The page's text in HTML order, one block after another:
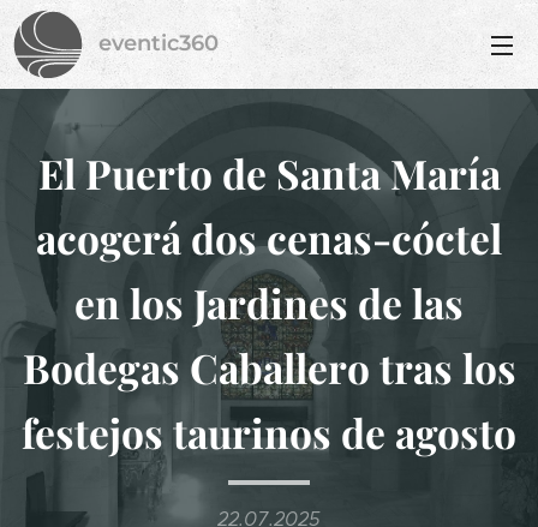
eventic360
El Puerto de Santa María
acogerá dos cenas-cóctel
en los Jardines de las
Bodegas Caballero tras los
festejos taurinos de agosto
22.07.2025